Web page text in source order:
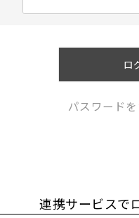
ロ
パスワード
連携サービスで